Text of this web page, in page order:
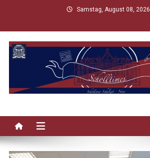
content
Samstag, August 08, 2026